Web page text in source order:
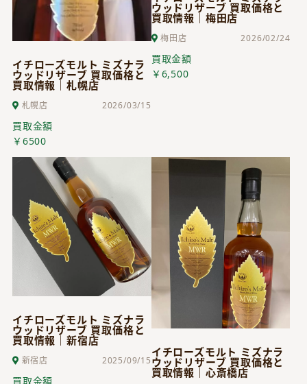
イチローズモルト ミズナラ
ウッドリザーブ 買取価格と
買取情報｜札幌店
札幌店 2026/03/15
買取金額
￥6500
ウッドリザーブ 買取価格と
買取情報｜梅田店
梅田店 2026/02/24
買取金額
￥6,500
イチローズモルト ミズナラ
ウッドリザーブ 買取価格と
買取情報｜新宿店
新宿店 2025/09/15
買取金額
イチローズモルト ミズナラ
ウッドリザーブ 買取価格と
買取情報｜心斎橋店